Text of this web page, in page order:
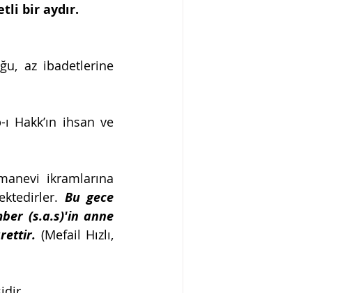
bir aydır.
az ibadetlerine
Hakk’ın ihsan ve
ikramlarına
Bu gece
(s.a.s)'in anne
(Mefail Hızlı,